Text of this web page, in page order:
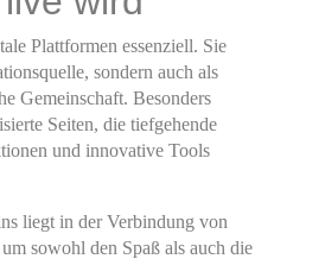
Plattformen essenziell. Sie
sondern auch als
Gemeinschaft. Besonders
Seiten, die tiefgehende
und innovative Tools
liegt in der Verbindung von
sowohl den Spaß als auch die